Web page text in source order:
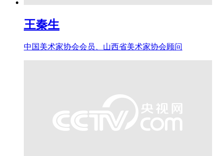
王秦生
中国美术家协会会员、山西省美术家协会顾问